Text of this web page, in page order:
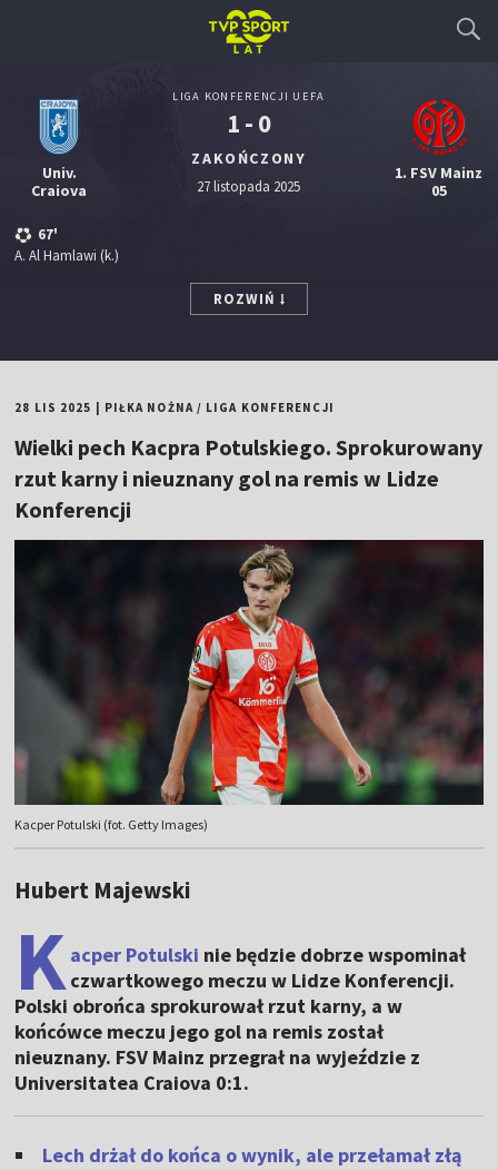
Univ.
Craiova
67'
A. Al Hamlawi (k.)
LIGA KONFERENCJI UEFA
1 - 0
ZAKOŃCZONY
27 listopada 2025
1. FSV Mainz
05
ROZWIŃ
28 LIS 2025 PIŁKA NOŻNA/ LIGA KONFERENCJI
Wielki pech Kacpra Potulskiego. Sprokurowany
rzut karny i nieuznany gol na remis w Lidze
Konferencji
Kacper Potulski (fot. Getty Images)
Hubert Majewski
Kacper Potulski nie będzie dobrze wspominał
czwartkowego meczu w Lidze Konferencji.
Polski obrońca sprokurował rzut karny, a w
końcówce meczu jego gol na remis został
nieuznany. FSV Mainz przegrał na wyjeździe z
Universitatea Craiova 0:1.
Lech drżał do końca o wynik, ale przełamał złą